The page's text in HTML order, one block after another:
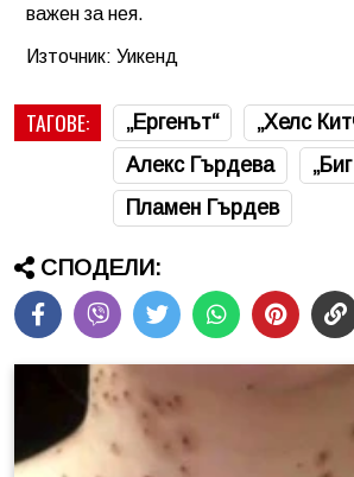
важен за нея.
Източник: Уикенд
ТАГОВЕ: „Ергенът“
„Хелс
Алекс Гърдева
Пламен Гърдев
СПОДЕЛИ: